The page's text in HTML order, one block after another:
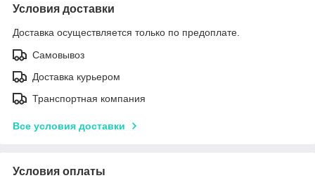
Условия доставки
Доставка осуществляется только по предоплате.
Самовывоз
Доставка курьером
Транспортная компания
Все условия доставки
Условия оплаты